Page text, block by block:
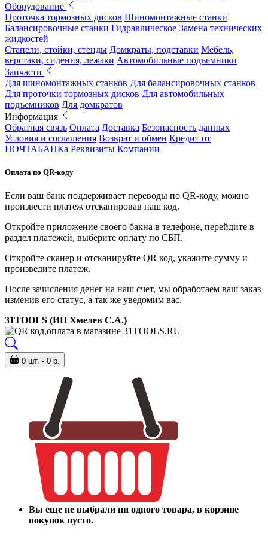
Оборудование
Проточка тормозных дисков Шиномонтажные станки
Балансировочные станки Гидравлическое Замена технических
жидкостей
Стапели, стойки, стенды Домкраты, подставки Мебель,
верстаки, сидения, лежаки Автомобильные подъемники
Запчасти
Для шиномонтажных станков Для балансировочных станков
Для проточки тормозных дисков Для автомобильных
подъемников Для домкратов
Информация
Обратная связь Оплата Доставка Безопасность данных
Условия и соглашения Возврат и обмен Кредит от
ПОЧТАБАНКа Реквизиты Компании
Оплата по QR-коду
Если ваш банк поддерживает переводы по QR-коду, можно
произвести платеж отсканировав наш код.
Откройте приложение своего бакна в телефоне, перейдите в
раздел платежей, выберите оплату по СБП.
Откройте сканер и отсканируйте QR код, укажите сумму и
произведите платеж.
После зачисления денег на наш счет, мы обработаем ваш заказ
изменив его статус, а так же уведомим вас.
31TOOLS (ИП Хмелев С.А.)
0 шт. - 0 р.
Вы еще не выбрали ни одного товара, в корзине
покупок пусто.